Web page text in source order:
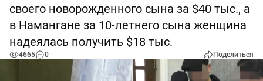
своего новорожденного сына за $40 тыс., а
в Намангане за 10-летнего сына женщина
надеялась получить $18 тыс.
4665 0 Поделиться